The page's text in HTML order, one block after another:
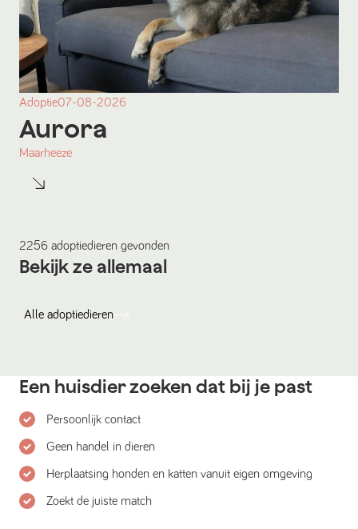
Adoptie07-08-2026
Aurora
Maarheeze
2256 adoptiedieren gevonden
Bekijk ze allemaal
Alle adoptiedieren
Een huisdier zoeken dat bij je past
Persoonlijk contact
Geen handel in dieren
Herplaatsing honden en katten vanuit eigen omgeving
Zoekt de juiste match